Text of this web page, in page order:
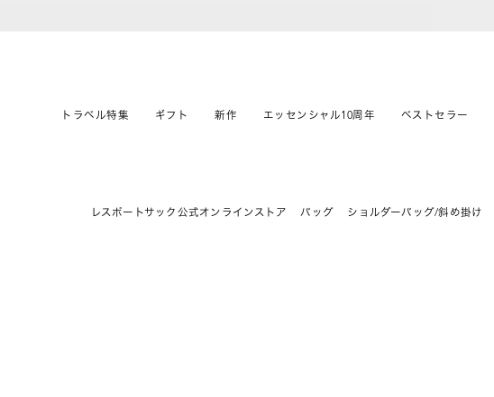
トラベル特集 ギフト 新作 エッセンシャル10周年 ベストセラー
レスポートサック公式オンラインストア バッグ ショルダーバッグ/斜め掛け